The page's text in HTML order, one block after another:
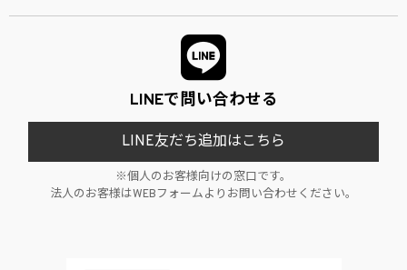
LINEで問い合わせる
LINE友だち追加はこちら
※個人のお客様向けの窓口です。
法人のお客様はWEBフォームよりお問い合わせください。